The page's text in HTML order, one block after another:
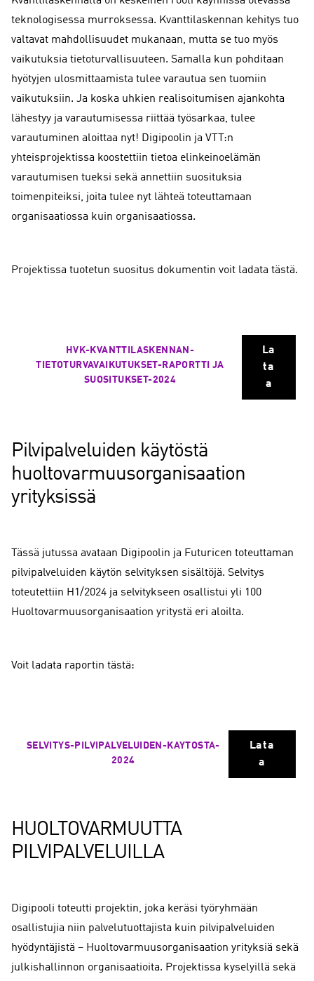
teknologisessa murroksessa. Kvanttilaskennan kehitys tuo
valtavat mahdollisuudet mukanaan, mutta se tuo myös
vaikutuksia tietoturvallisuuteen. Samalla kun pohditaan
hyötyjen ulosmittaamista tulee varautua sen tuomiin
vaikutuksiin. Ja koska uhkien realisoitumisen ajankohta
lähestyy ja varautumisessa riittää työsarkaa, tulee
varautuminen aloittaa nyt! Digipoolin ja VTT:n
yhteisprojektissa koostettiin tietoa elinkeinoelämän
varautumisen tueksi sekä annettiin suosituksia
toimenpiteiksi, joita tulee nyt lähteä toteuttamaan
organisaatiossa kuin organisaatiossa.
Projektissa tuotetun suositus dokumentin voit ladata tästä.
HVK-KVANTTILASKENNAN-
TIETOTURVAVAIKUTUKSET-RAPORTTI JA
SUOSITUKSET-2024
La
ta
a
Pilvipalveluiden käytöstä
huoltovarmuusorganisaation
yrityksissä
Tässä jutussa avataan Digipoolin ja Futuricen toteuttaman
pilvipalveluiden käytön selvityksen sisältöjä. Selvitys
toteutettiin H1/2024 ja selvitykseen osallistui yli 100
Huoltovarmuusorganisaation yritystä eri aloilta.
Voit ladata raportin tästä:
SELVITYS-PILVIPALVELUIDEN-KAYTOSTA-
2024
Lata
a
HUOLTOVARMUUTTA
PILVIPALVELUILLA
Digipooli toteutti projektin, joka keräsi työryhmään
osallistujia niin palvelutuottajista kuin pilvipalveluiden
hyödyntäjistä – Huoltovarmuusorganisaation yrityksiä sekä
julkishallinnon organisaatioita. Projektissa kyselyillä sekä